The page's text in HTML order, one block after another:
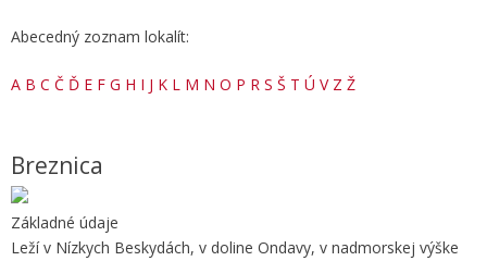
Abecedný zoznam lokalít:
A B C Č Ď E F G H I J K L M N O P R S Š T Ú V Z Ž
Breznica
Základné údaje
Leží v Nízkych Beskydách, v doline Ondavy, v nadmorskej výške